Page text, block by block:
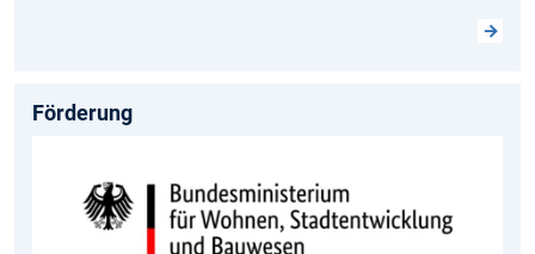
Förderung